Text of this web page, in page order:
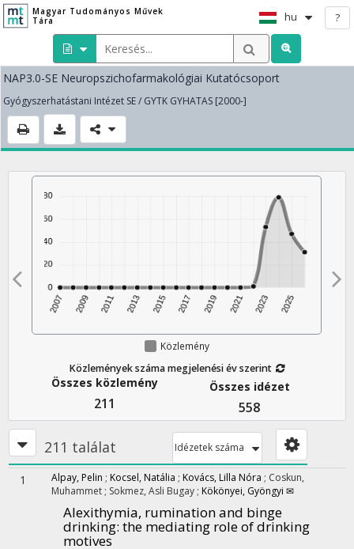
Magyar Tudományos Művek
Tára
hu ?
NAP3.0-SE Neuropszichofarmakológiai Kutatócsoport
Gyógyszerhatástani Intézet SE / GYTK GYHATAS [2000-]
Közlemény
Közlemények száma megjelenési év szerint
Összes közlemény
211
Összes idézet
558
211 találat Idézetek száma
1 Alpay, Pelin ; Kocsel, Natália ; Kovács, Lilla Nóra ; Coskun,
Muhammet ; Sokmez, Asli Bugay ; Kökönyei, Gyöngyi ✉
Alexithymia, rumination and binge
drinking: the mediating role of drinking
motives